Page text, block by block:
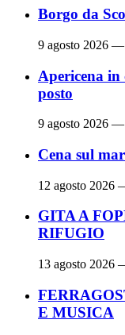
Borgo da
9 agosto 2026 —
Apericena in
posto
9 agosto 2026 —
Cena sul
12 agosto 2026
GITA A
RIFUGIO
13 agosto 2026
E MUSICA